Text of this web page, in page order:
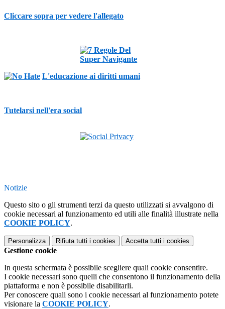
Cliccare sopra per vedere l'allegato
L'educazione ai diritti umani
Tutelarsi nell'era social
Notizie
Questo sito o gli strumenti terzi da questo utilizzati si avvalgono di
cookie necessari al funzionamento ed utili alle finalità illustrate nella
COOKIE POLICY.
Personalizza Rifiuta tutti i cookies Accetta tutti i cookies
Gestione cookie
In questa schermata è possibile scegliere quali cookie consentire.
I cookie necessari sono quelli che consentono il funzionamento della
piattaforma e non è possibile disabilitarli.
Per conoscere quali sono i cookie necessari al funzionamento potete
visionare la COOKIE POLICY.